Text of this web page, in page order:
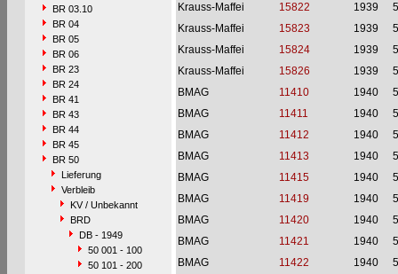
BR 03.10
BR 04
BR 05
BR 06
BR 23
BR 24
BR 41
BR 43
BR 44
BR 45
BR 50
Lieferung
Verbleib
KV / Unbekannt
BRD
DB - 1949
50 001 - 100
50 101 - 200
Krauss-Maffei
15822 1939
Krauss-Maffei
15823 1939
Krauss-Maffei
15824 1939
Krauss-Maffei
15826 1939
BMAG
11410 1940
BMAG
11411 1940
BMAG
11412 1940
BMAG
11413 1940
BMAG
11415 1940
BMAG
11419 1940
BMAG
11420 1940
BMAG
11421 1940
BMAG
11422 1940